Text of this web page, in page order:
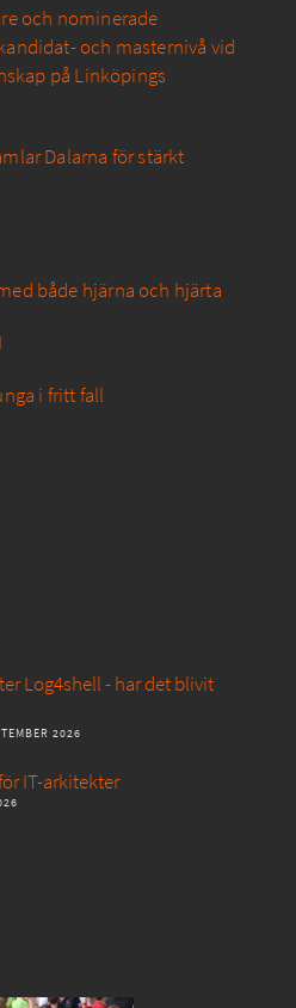
och nominerade
och masternivå vid
på Linköpings
Dalarna för stärkt
både hjärna och hjärta
i fritt fall
Log4shell - har det blivit
2026
IT-arkitekter